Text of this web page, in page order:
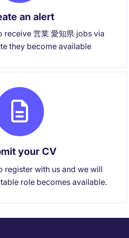
an alert
receive 営業 愛知県 jobs via
they become available
your CV
register with us and we will
role becomes available.